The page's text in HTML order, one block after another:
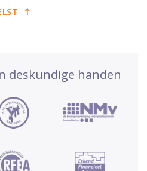
deskundige handen